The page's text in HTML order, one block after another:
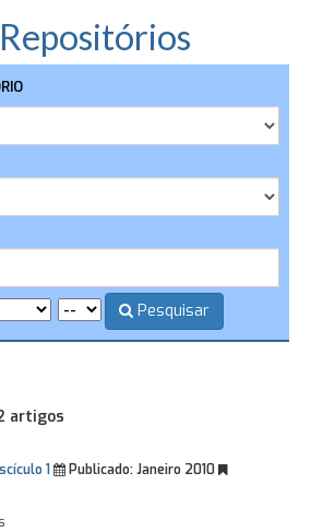
Pesquisar
artigos
1 Publicado:Janeiro 2010